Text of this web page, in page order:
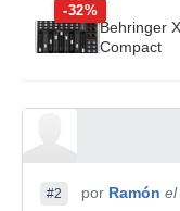
-32%
Behringer
Compact
#2 por Ramón el